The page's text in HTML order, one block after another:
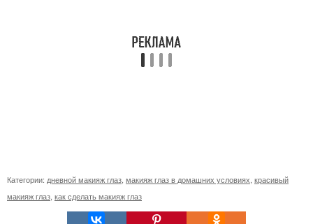
Категории: дневной макияж глаз макияж глаз в домашних условиях красивый
макияж глаз как сделать макияж глаз